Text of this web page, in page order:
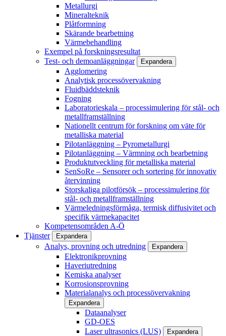
Metallurgi
Mineralteknik
Plåtformning
Skärande bearbetning
Värmebehandling
Exempel på forskningsresultat
Test- och demoanläggningar
Expandera
Agglomering
Analytisk processövervakning
Fluidbäddsteknik
Fogning
Laboratorieskala – processimulering för stål- och
metallframställning
Nationellt centrum för forskning om väte för
metalliska material
Pilotanläggning – Pyrometallurgi
Pilotanläggning – Värmning och bearbetning
Produktutveckling för metalliska material
SenSoRe – Sensorer och sortering för innovativ
återvinning
Storskaliga pilotförsök – processimulering för
stål- och metallframställning
Värmeledningsförmåga, termisk diffusivitet och
specifik värmekapacitet
Kompetensområden A-Ö
Tjänster
Expandera
Analys, provning och utredning Expandera
Elektronikprovning
Haveriutredning
Kemiska analyser
Korrosionsprovning
Materialanalys och processövervakning
Expandera
Dataanalyser
GD-OES
Laser ultrasonics (LUS)
Expandera